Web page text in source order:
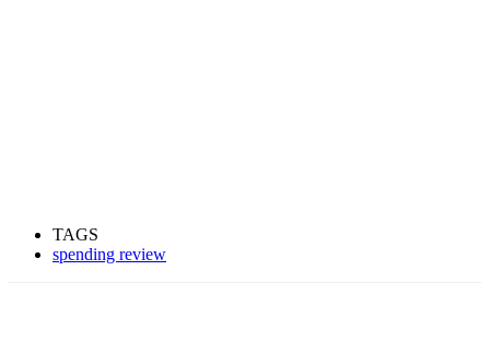
TAGS
spending review